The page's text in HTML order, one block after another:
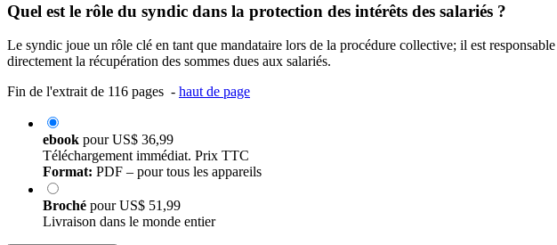
Quel est le rôle du syndic dans la protection des intérêts des salariés ?
Le syndic joue un rôle clé en tant que mandataire lors de la procédure collective; il est
directement la récupération des sommes dues aux salariés.
Fin de l'extrait de 116 pages - haut de page
ebook pourUS$ 36,99
Téléchargement immédiat. Prix TTC
Format: PDF – pour tous les appareils
Broché pourUS$ 51,99
Livraison dans le monde entier